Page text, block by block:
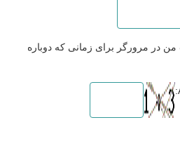
من در مرورگر برای زمانی که دوباره